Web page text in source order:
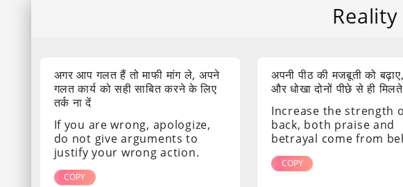
अगर आप गलत हैं तो माफी मांग ले, अपने
गलत कार्य को सही साबित करने के लिए
तर्क ना दें
If you are wrong, apologize,
do not give arguments to
justify your wrong action.
COPY
अपनी पीठ की मजबूती को
और धोखा दोनों पीछे से ही
Increase the strength
back, both praise and
betrayal come from
COPY